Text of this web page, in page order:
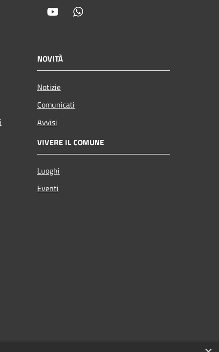
Youtube
NOVITÀ
Notizie
Comunicati
Avvisi
VIVERE IL COMUNE
Luoghi
Eventi